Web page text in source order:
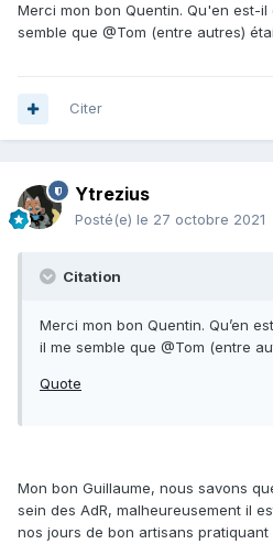
Merci mon bon Quentin. Qu'en est-il
semble que @Tom (entre autres)
Citer
Ytrezius
Posté(e) le 27 octobre 2021
Citation
Merci mon bon Quentin. Qu’en
il me semble que @Tom (entre
Quote
Mon bon Guillaume, nous savons
sein des AdR, malheureusement il
nos jours de bon artisans